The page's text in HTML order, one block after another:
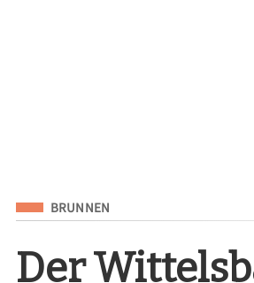
Eingeordnet unter
BRUNNEN
Der